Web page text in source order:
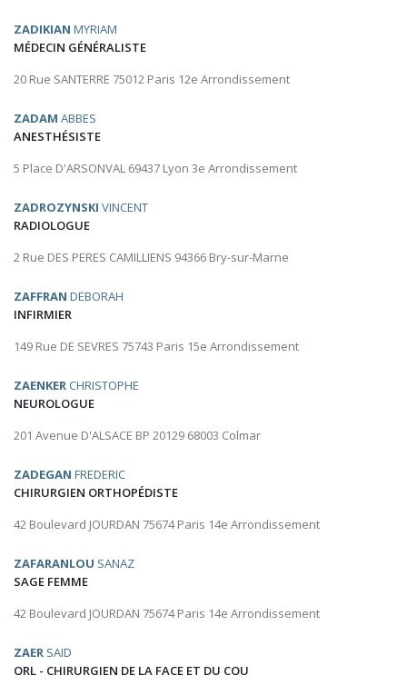
ZADIKIAN MYRIAM
MÉDECIN GÉNÉRALISTE
20 Rue SANTERRE 75012 Paris 12e Arrondissement
ZADAM ABBES
ANESTHÉSISTE
5 Place D'ARSONVAL 69437 Lyon 3e Arrondissement
ZADROZYNSKI VINCENT
RADIOLOGUE
2 Rue DES PERES CAMILLIENS 94366 Bry-sur-Marne
ZAFFRAN DEBORAH
INFIRMIER
149 Rue DE SEVRES 75743 Paris 15e Arrondissement
ZAENKER CHRISTOPHE
NEUROLOGUE
201 Avenue D'ALSACE BP 20129 68003 Colmar
ZADEGAN FREDERIC
CHIRURGIEN ORTHOPÉDISTE
42 Boulevard JOURDAN 75674 Paris 14e Arrondissement
ZAFARANLOU SANAZ
SAGE FEMME
42 Boulevard JOURDAN 75674 Paris 14e Arrondissement
ZAER SAID
ORL - CHIRURGIEN DE LA FACE ET DU COU